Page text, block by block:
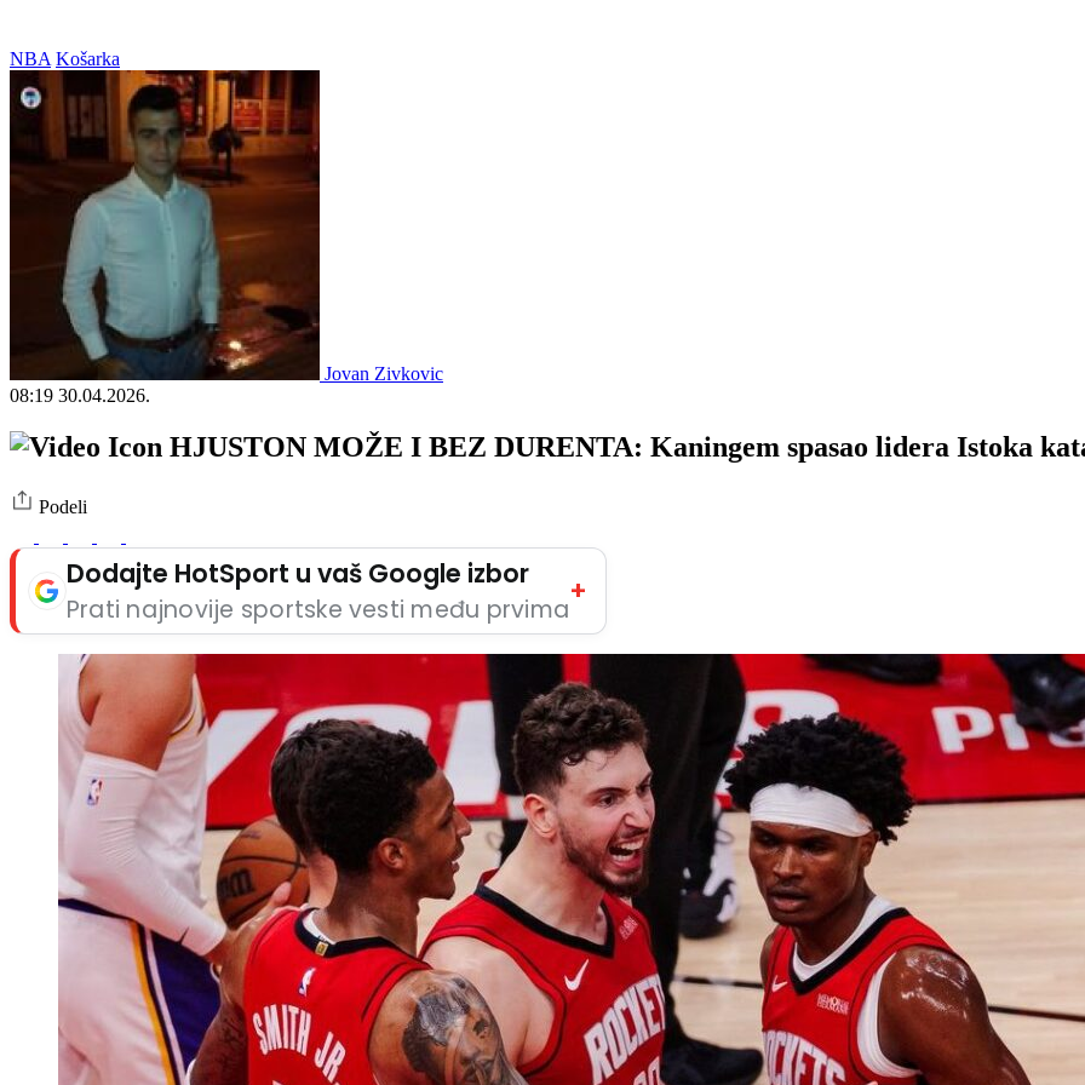
NBA Košarka
Jovan Zivkovic
08:19 30.04.2026.
HJUSTON MOŽE I BEZ DURENTA: Kaningem spasao lidera Istoka
Podeli
Dodajte HotSport u vaš Google izbor
Prati najnovije sportske vesti među prvima
+